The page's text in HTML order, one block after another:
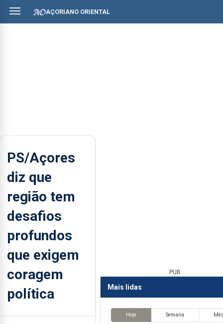
AÇORIANO ORIENTAL
PS/Açores
diz que
região tem
desafios
profundos
que exigem
coragem
política
PUB
Mais lidas
Hoje Semana